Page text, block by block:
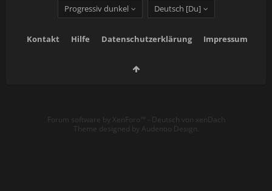
Progressiv dunkel Deutsch [Du]
Kontakt Hilfe Datenschutzerklärung Impressum
Forum software by XenForo™ - Deutsch von xenDach
Theme designed by Audentio Design.